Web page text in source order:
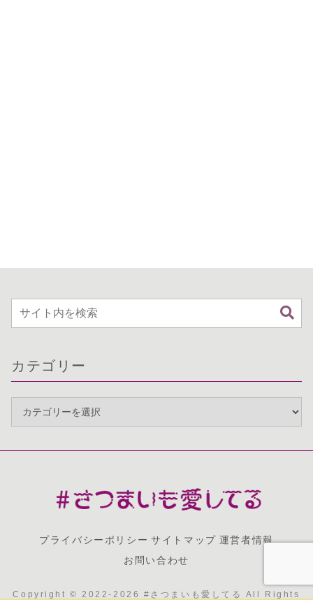
カテゴリー
プライバシーポリシー サイトマップ 運営者情報
お問い合わせ
Copyright © 2022-2026 #さつまいも愛してる All Rights